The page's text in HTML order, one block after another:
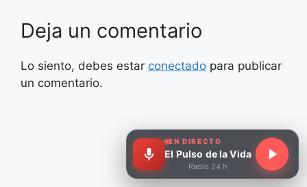
EN DIRECTO
El Pulso de la Vida
Radio 24 h
Deja un comentario
Lo siento, debes estar conectado para publicar
un comentario.